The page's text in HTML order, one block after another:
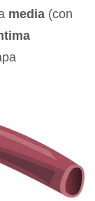
media (con